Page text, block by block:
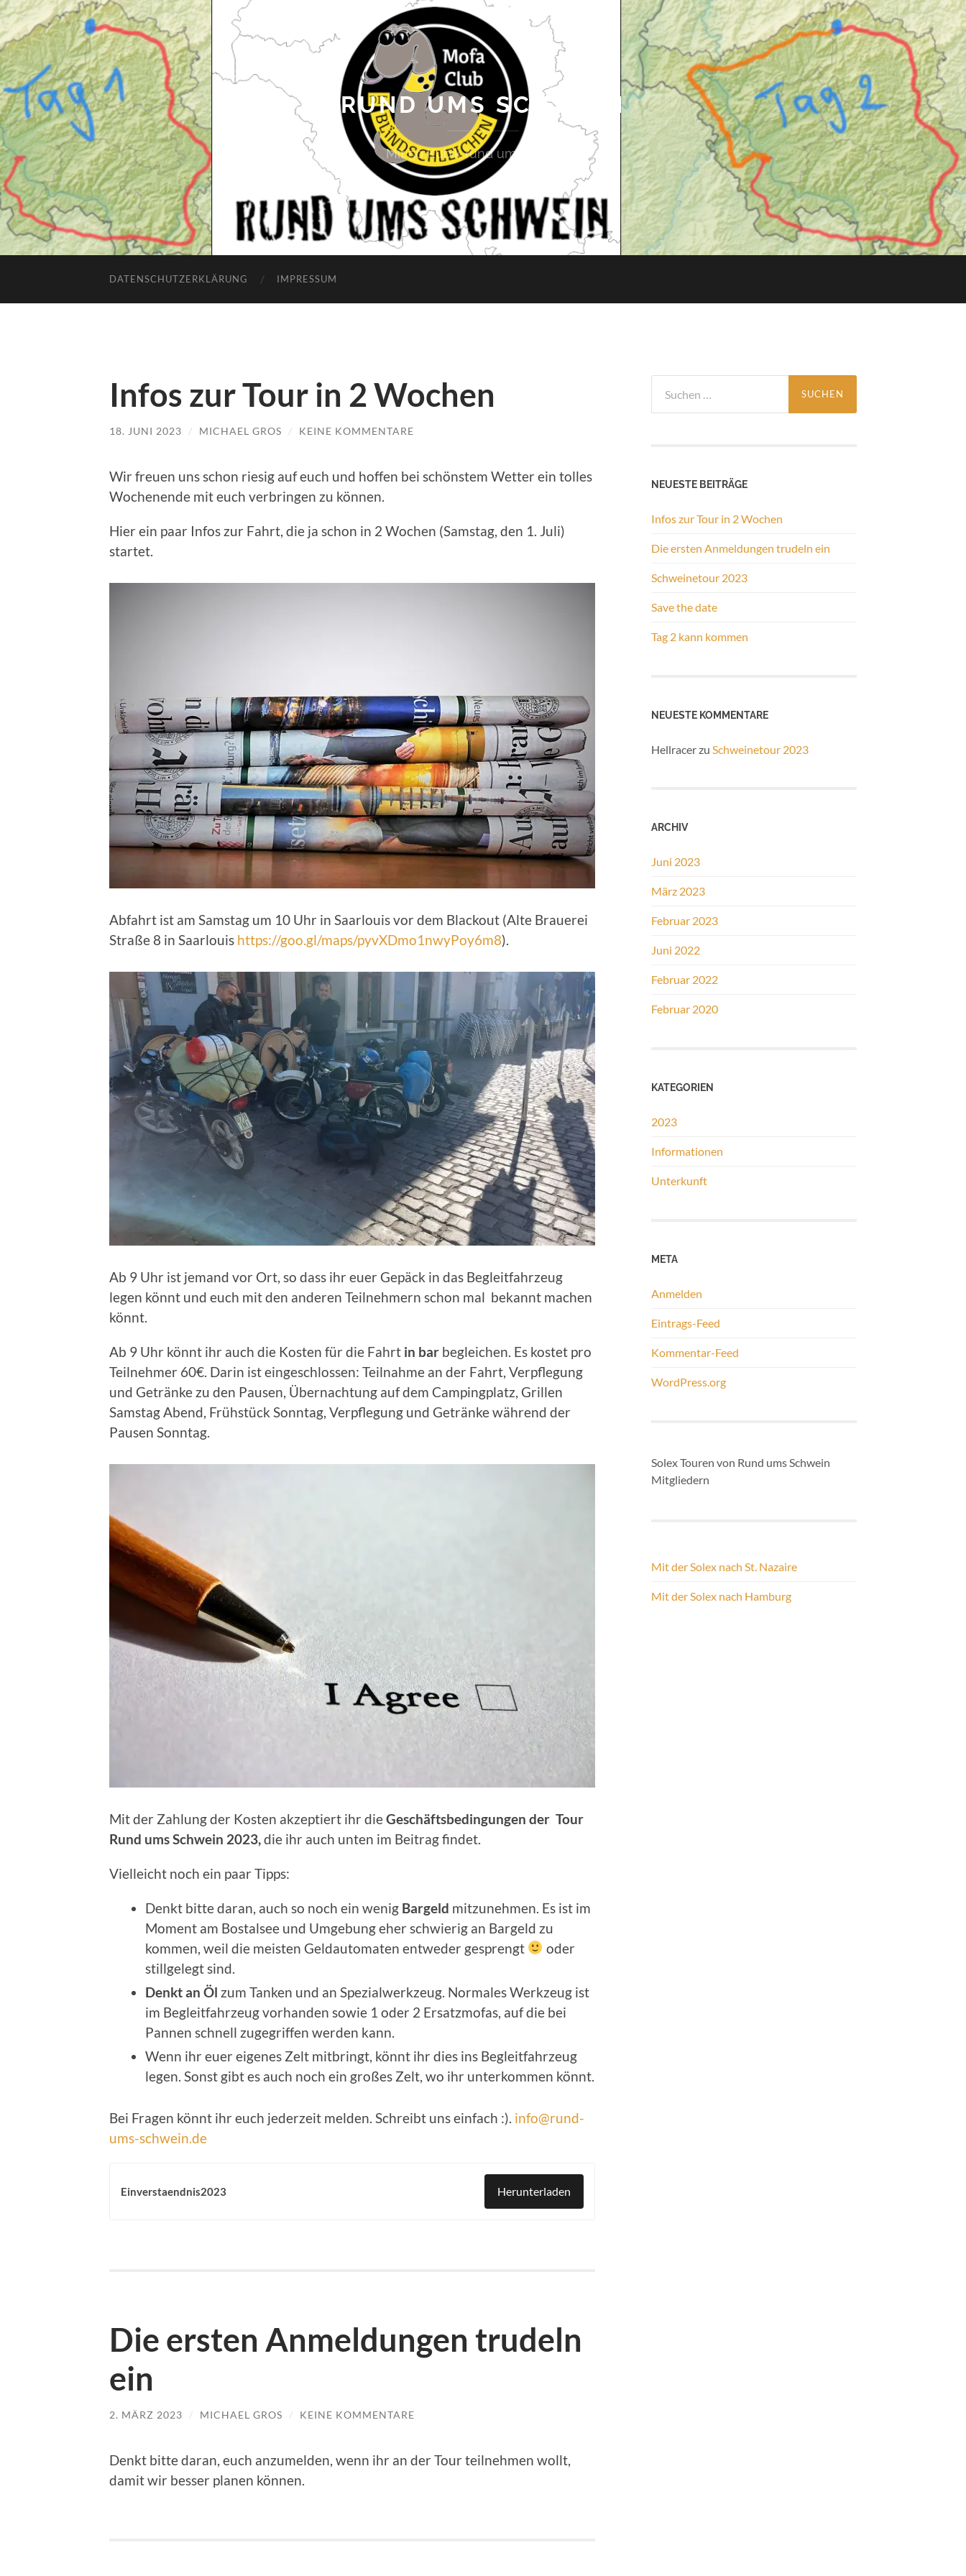
RUND UMS SCHWEIN
Mit 50 Kubik rund ums Saarland
DATENSCHUTZERKLÄRUNG IMPRESSUM
Infos zur Tour in 2 Wochen
18. JUNI 2023 / MICHAEL GROS / KEINE KOMMENTARE
Wir freuen uns schon riesig auf euch und hoffen bei schönstem Wetter ein tolles
Wochenende mit euch verbringen zu können.
Hier ein paar Infos zur Fahrt, die ja schon in 2 Wochen (Samstag, den 1. Juli)
startet.
Abfahrt ist am Samstag um 10 Uhr in Saarlouis vor dem Blackout (Alte Brauerei
Straße 8 in Saarlouis https://goo.gl/maps/pyvXDmo1nwyPoy6m8).
Ab 9 Uhr ist jemand vor Ort, so dass ihr euer Gepäck in das Begleitfahrzeug
legen könnt und euch mit den anderen Teilnehmern schon mal bekannt machen
könnt.
Ab 9 Uhr könnt ihr auch die Kosten für die Fahrt in bar begleichen. Es kostet pro
Teilnehmer 60€. Darin ist eingeschlossen: Teilnahme an der Fahrt, Verpflegung
und Getränke zu den Pausen, Übernachtung auf dem Campingplatz, Grillen
Samstag Abend, Frühstück Sonntag, Verpflegung und Getränke während der
Pausen Sonntag.
Mit der Zahlung der Kosten akzeptiert ihr dieGeschäftsbedingungen der Tour
Rund ums Schwein 2023, die ihr auch unten im Beitrag findet.
Vielleicht noch ein paar Tipps:
Denkt bitte daran, auch so noch ein wenig Bargeld mitzunehmen. Es ist im
Moment am Bostalsee und Umgebung eher schwierig an Bargeld zu
kommen, weil die meisten Geldautomaten entweder gesprengt
oder
stillgelegt sind.
Denkt an Öl zum Tanken und an Spezialwerkzeug. Normales Werkzeug ist
im Begleitfahrzeug vorhanden sowie 1 oder 2 Ersatzmofas, auf die bei
Pannen schnell zugegriffen werden kann.
Wenn ihr euer eigenes Zelt mitbringt, könnt ihr dies ins Begleitfahrzeug
legen. Sonst gibt es auch noch ein großes Zelt, wo ihr unterkommen könnt.
Bei Fragen könnt ihr euch jederzeit melden. Schreibt uns einfach :). info@rund-
ums-schwein.de
Einverstaendnis2023 Herunterladen
Die ersten Anmeldungen trudeln
ein
2. MÄRZ 2023 / MICHAEL GROS / KEINE KOMMENTARE
Denkt bitte daran, euch anzumelden, wenn ihr an der Tour teilnehmen wollt,
damit wir besser planen können.
nach:
NEUESTE BEITRÄGE
Infos zur Tour in 2 Wochen
Die ersten Anmeldungen trudeln ein
Schweinetour 2023
Save the date
Tag 2 kann kommen
NEUESTE KOMMENTARE
Hellracerzu Schweinetour 2023
ARCHIV
Juni 2023
März 2023
Februar 2023
Juni 2022
Februar 2022
Februar 2020
KATEGORIEN
2023
Informationen
Unterkunft
META
Anmelden
Eintrags-Feed
Kommentar-Feed
WordPress.org
Solex Touren von Rund ums Schwein
Mitgliedern
Mit der Solex nach St. Nazaire
Mit der Solex nach Hamburg